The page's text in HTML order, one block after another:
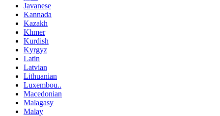
Javanese
Kannada
Kazakh
Khmer
Kurdish
Kyrgyz
Latin
Latvian
Lithuanian
Luxembou..
Macedonian
Malagasy
Malay